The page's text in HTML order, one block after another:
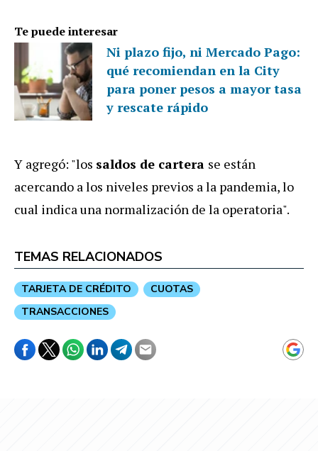
Te puede interesar
Ni plazo fijo, ni Mercado Pago:
qué recomiendan en la City
para poner pesos a mayor tasa
y rescate rápido
Y agregó: "los saldos de cartera se están
acercando a los niveles previos a la pandemia, lo
cual indica una normalización de la operatoria".
TEMAS RELACIONADOS
TARJETA DE CRÉDITO
CUOTAS
TRANSACCIONES